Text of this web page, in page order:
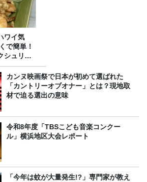
ワイ気
で簡単！
シュリン
レシピ
カンヌ映画祭で日本が初めて選ばれた
「カントリーオブオナー」とは？現地取
材で迫る選出の意味
令和8年度「TBSこども音楽コンクー
ル」横浜地区大会レポート
「今年は蚊が大量発生!?」専門家が教え